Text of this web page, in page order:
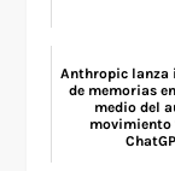
Anthropic lanza
de memorias
medio del
movimiento